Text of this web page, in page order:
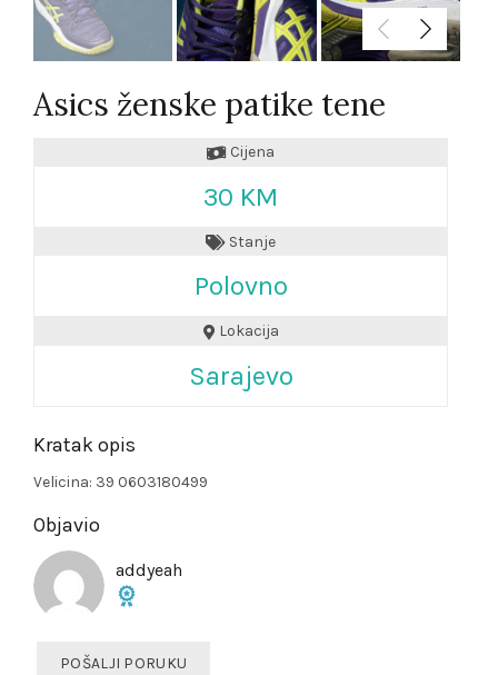
Asics ženske patike tene
Cijena
30 KM
Stanje
Polovno
Lokacija
Sarajevo
Kratak opis
Velicina: 39 0603180499
Objavio
addyeah
POŠALJI PORUKU